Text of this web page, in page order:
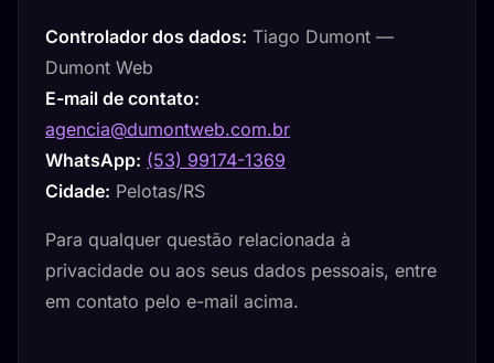
Controlador dos dados: Tiago Dumont —
Dumont Web
E-mail de contato:
agencia@dumontweb.com.br
WhatsApp: (53) 99174-1369
Cidade: Pelotas/RS
Para qualquer questão relacionada à
privacidade ou aos seus dados pessoais, entre
em contato pelo e-mail acima.